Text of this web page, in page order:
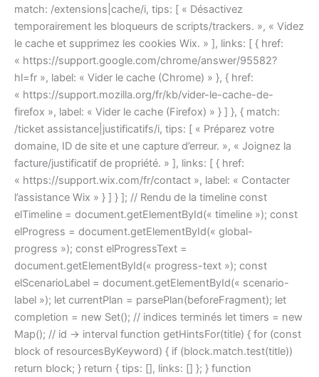
match: /extensions|cache/i, tips: [ « Désactivez
temporairement les bloqueurs de scripts/trackers. », « Videz
le cache et supprimez les cookies Wix. » ], links: [ { href:
« https://support.google.com/chrome/answer/95582?
hl=fr », label: « Vider le cache (Chrome) » }, { href:
« https://support.mozilla.org/fr/kb/vider-le-cache-de-
firefox », label: « Vider le cache (Firefox) » } ] }, { match:
/ticket assistance|justificatifs/i, tips: [ « Préparez votre
domaine, ID de site et une capture d’erreur. », « Joignez la
facture/justificatif de propriété. » ], links: [ { href:
« https://support.wix.com/fr/contact », label: « Contacter
l’assistance Wix » } ] } ]; // Rendu de la timeline const
elTimeline = document.getElementById(« timeline »); const
elProgress = document.getElementById(« global-
progress »); const elProgressText =
document.getElementById(« progress-text »); const
elScenarioLabel = document.getElementById(« scenario-
label »); let currentPlan = parsePlan(beforeFragment); let
completion = new Set(); // indices terminés let timers = new
Map(); // id -> interval function getHintsFor(title) { for (const
block of resourcesByKeyword) { if (block.match.test(title))
return block; } return { tips: [], links: [] }; } function